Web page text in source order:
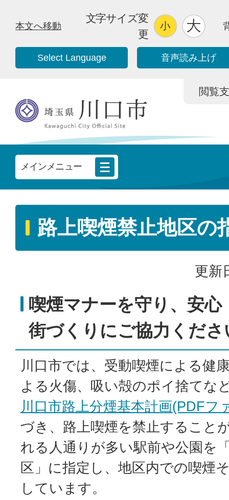
本文へ移動
文字サイズ変
更
Select Language 音声読み上げ
閲覧
メインメニュー
路上喫煙禁止地区の
更新
喫煙マナーを守り、安心
街づくりにご協力くださ
川口市では、受動喫煙による健
よる火傷、吸い殻のポイ捨てな
川口市路上分煙基本計画(PDFフ
づき、路上喫煙を禁止すること
れる人通りが多い駅前や公園を
区」に指定し、地区内での喫煙
しています。